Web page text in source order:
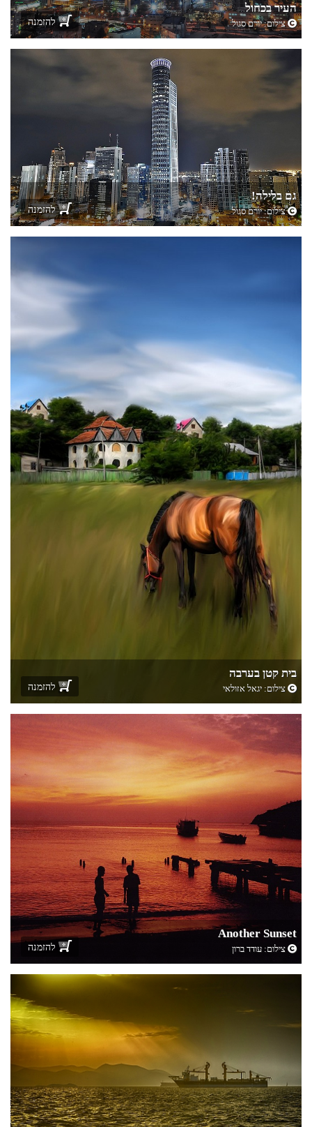
העיר בכחול
צילום:יורם סגול להזמנה
גם בלילה!
צילום:יורם סגול להזמנה
בית קטן בערבה
צילום: יגאל אזולאי להזמנה
Another Sunset
צילום: עודד ברון להזמנה